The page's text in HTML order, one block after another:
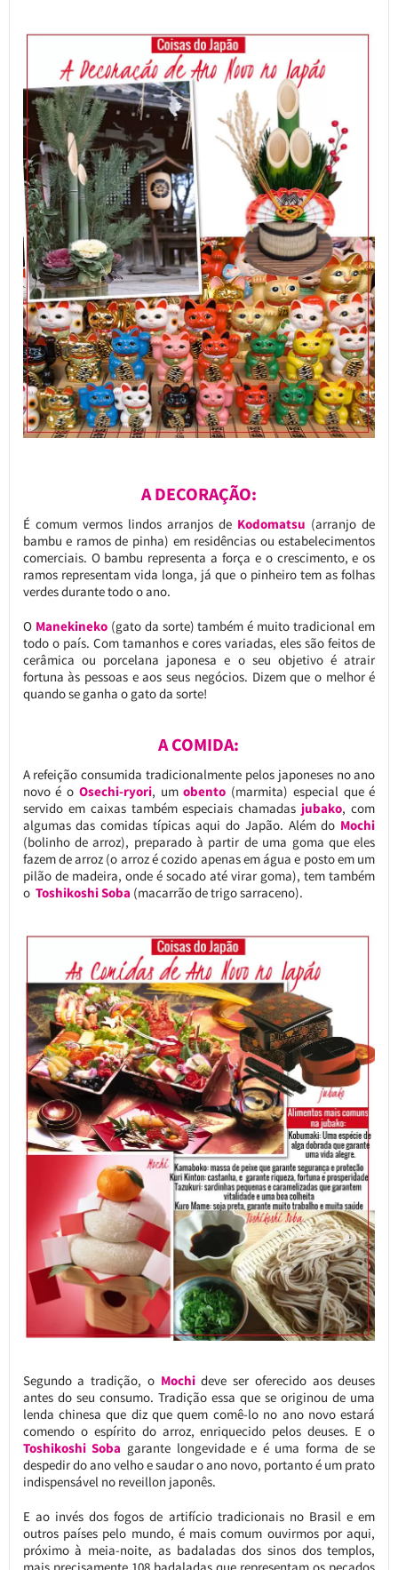
A DECORAÇÃO:
É comum vermos lindos arranjos de Kodomatsu (arranjo de
bambu e ramos de pinha) em residências ou estabelecimentos
comerciais. O bambu representa a força e o crescimento, e os
ramos representam vida longa, já que o pinheiro tem as folhas
verdes durante todo o ano.
O Manekineko(gato da sorte) também é muito tradicional em
todo o país. Com tamanhos e cores variadas, eles são feitos de
cerâmica ou porcelana japonesa e o seu objetivo é atrair
fortuna às pessoas e aos seus negócios. Dizem que o melhor é
quando se ganha o gato da sorte!
A COMIDA:
A refeição consumida tradicionalmente pelos japoneses no ano
novo é o Osechi-ryori, umobento (marmita) especial que é
servido em caixas também especiais chamadasjubako, com
algumas das comidas típicas aqui do Japão. Além do Mochi
(bolinho de arroz), preparado à partir de uma goma que eles
fazem de arroz (o arroz é cozido apenas em água e posto em um
pilão de madeira, onde é socado até virar goma), tem também
o Toshikoshi Soba (macarrão de trigo sarraceno).
Segundo a tradição, o Mochideve ser oferecido aos deuses
antes do seu consumo. Tradição essa que se originou de uma
lenda chinesa que diz que quem comê-lo no ano novo estará
comendo o espírito do arroz, enriquecido pelos deuses. E o
Toshikoshi Soba garante longevidade e é uma forma de se
despedir do ano velho e saudar o ano novo, portanto é um prato
indispensável no reveillon japonês.
E ao invés dos fogos de artifício tradicionais no Brasil e em
outros países pelo mundo, é mais comum ouvirmos por aqui,
próximo à meia-noite, as badaladas dos sinos dos templos,